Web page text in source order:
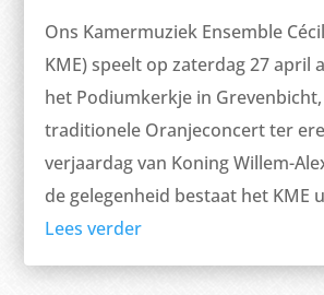
Ons Kamermuziek Ensemble
KME) speelt op zaterdag 27 april
het Podiumkerkje in
traditionele Oranjeconcert ter
verjaardag van Koning Willem-
de gelegenheid bestaat het KME
Lees verder